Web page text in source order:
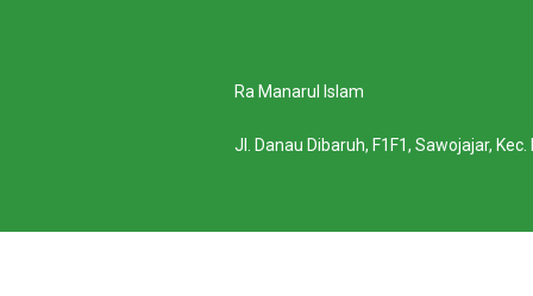
Ra Manarul Islam
Jl. Danau Dibaruh, F1F1, Sawojajar,